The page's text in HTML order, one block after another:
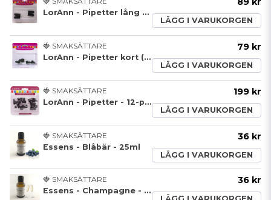
LorAnn - Pipetter lång - 4-pack
LÄGG I VARUKORGEN
🍓 SMAKSÄTTARE
LorAnn - Pipetter kort (låsbar) - 4-pack
79 kr
LÄGG I VARUKORGEN
🍓 SMAKSÄTTARE
LorAnn - Pipetter - 12-pack
199 kr
LÄGG I VARUKORGEN
🍓 SMAKSÄTTARE
Essens - Blåbär - 25ml
36 kr
LÄGG I VARUKORGEN
🍓 SMAKSÄTTARE
Essens - Champagne - 25ml
36 kr